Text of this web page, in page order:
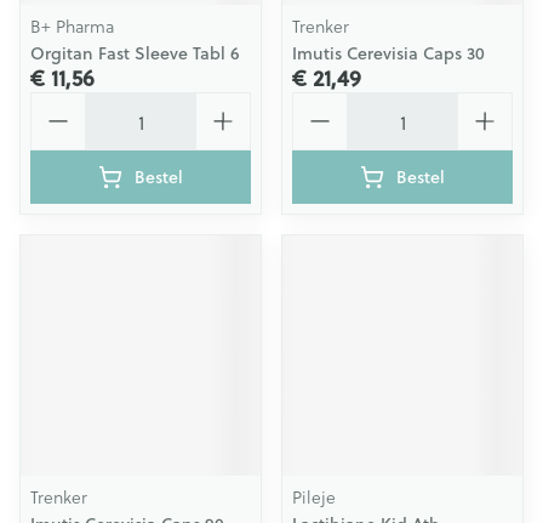
B+ Pharma
Orgitan Fast Sleeve Tabl 6
€ 11,56
Bestel
Trenker
Imutis Cerevisia Caps 30
€ 21,49
Bestel
Trenker Pileje